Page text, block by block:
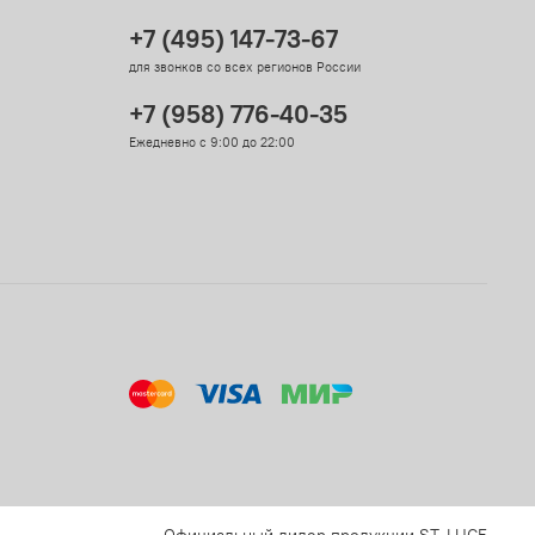
+7 (495) 147-73-67
для звонков со всех регионов России
+7 (958) 776-40-35
Ежедневно с 9:00 до 22:00